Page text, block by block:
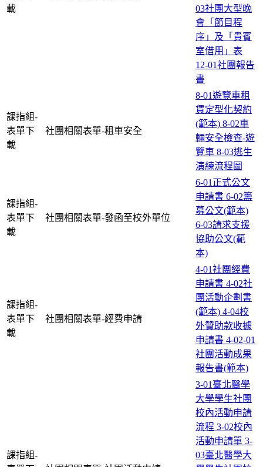
載
03社團大型晚
會「節目程
序」及「貴賓
室借用」表
12-01社團報告
書
課指組-
表單下
載
社團相關表單-租車安全
8-01遊覽車租
賃定型化契約
(範本) 8-02車
輛安全檢查-遊
覽車 8-03逃生
演練流程圖
課指組-
表單下
載
社團相關表單-發函至校外單位
6-01正式公文
申請書 6-02籌
募公文(範本)
6-03請求支援
協助公文(範
本)
課指組-
表單下
載
社團相關表單-經費申請
4-01社團經費
申請書 4-02社
團活動企劃書
(範本) 4-04校
外贊助款收據
申請書 4-02-01
社團活動成果
報告書(範本)
課指組-
3-01臺北醫學
大學學生社團
校內活動申請
流程 3-02校內
活動申請單 3-
03臺北醫學大